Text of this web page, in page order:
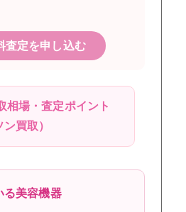
査定を申し込む
相場・査定ポイント
買取）
る美容機器